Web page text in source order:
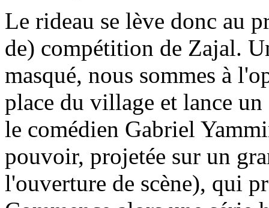
Le rideau se lève donc au
de) compétition de Zajal.
masqué, nous sommes à
place du village et lance
le comédien Gabriel
pouvoir, projetée sur un
l'ouverture de scène), qui